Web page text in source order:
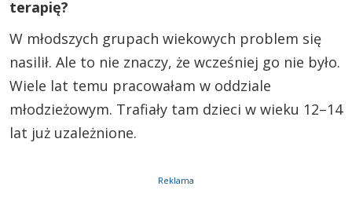
terapię?
W młodszych grupach wiekowych problem się
nasilił. Ale to nie znaczy, że wcześniej go nie było.
Wiele lat temu pracowałam w oddziale
młodzieżowym. Trafiały tam dzieci w wieku 12–14
lat już uzależnione.
Reklama